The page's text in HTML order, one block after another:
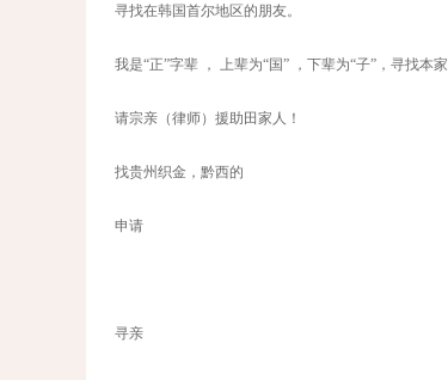
寻找在韩国首尔地区的朋友。
我是“正”字辈 ， 上辈为“国” ，下辈为“子”，寻找本家
请宗亲（律师）援助田家人！
找贵州织金，黔西的
申请
寻亲